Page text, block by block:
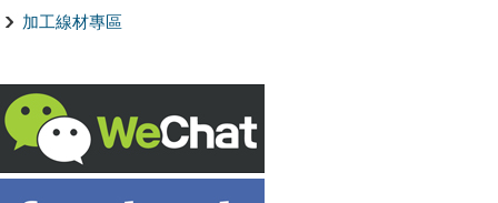
加工線材專區